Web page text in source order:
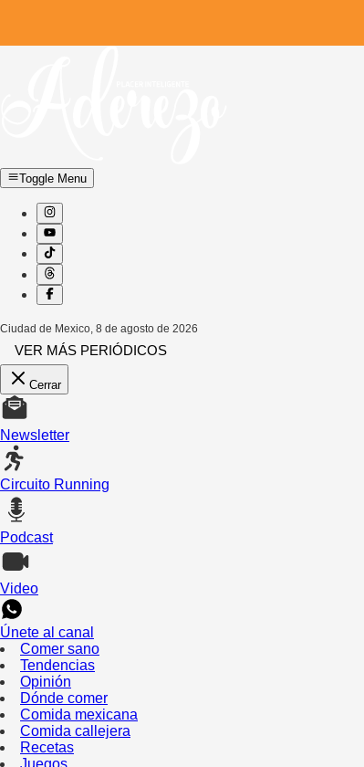
Toggle Menu
Ciudad de Mexico, 8 de agosto de 2026
VER MÁS PERIÓDICOS
Cerrar
Newsletter
Circuito Running
Podcast
Video
Únete al canal
Comer sano
Tendencias
Opinión
Dónde comer
Comida mexicana
Comida callejera
Recetas
Juegos